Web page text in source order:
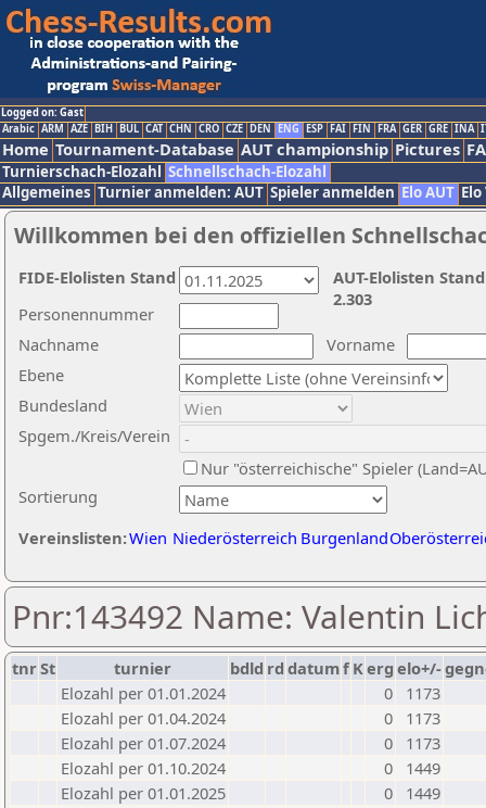
Logged on: Gast
Arabic ARM AZE BIH BUL CAT CHN CRO CZE DEN ENG ESP FAI FIN FRA GER GRE INA
Home Tournament-Database AUT championship Pictures
Turnierschach-Elozahl Schnellschach-Elozahl
Allgemeines Turnier anmelden: AUT Spieler anmelden Elo AUT
Willkommen bei den offiziellen
Nachname
Vorname
Ebene
Sortierung
Personennummer
Bundesland
Spgem./Kreis/Verein
Nur "österreichische" Spieler
Vereinslisten:Wien Niederösterreich Burgenland
AUT-Elolisten
2.303
FIDE-Elolisten Stand
Pnr:143492 Name: Valentin
tnrSt turnier bdld rd datumf Kerg elo+/-
Elozahl per 01.01.2024
0
1173
Elozahl per 01.04.2024
0
1173
Elozahl per 01.07.2024
0
1173
Elozahl per 01.10.2024
0
1449
Elozahl per 01.01.2025
0
1449